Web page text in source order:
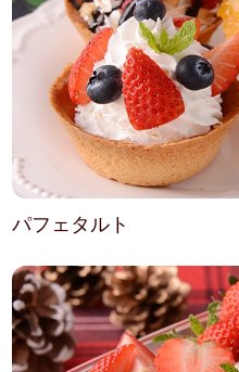
パフェタルト